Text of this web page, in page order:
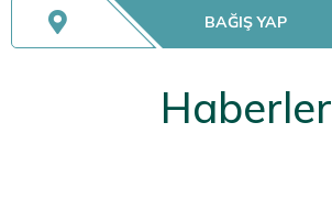
BAĞIŞ YAP
Haberler